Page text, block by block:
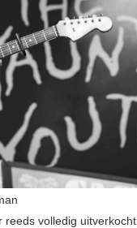
volledig uitverkocht.